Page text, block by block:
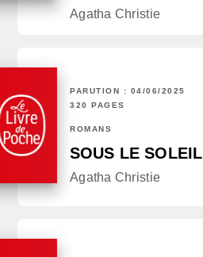
Agatha Christie
PARUTION : 04/06/2025
320 PAGES
ROMANS
SOUS LE SOLEIL
Agatha Christie